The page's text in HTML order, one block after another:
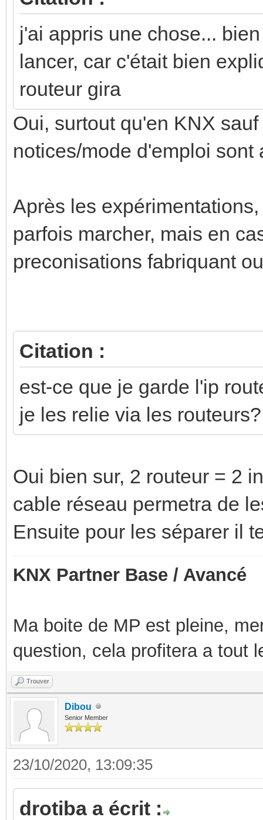
j'ai appris une chose...
lancer, car c'était bien
routeur gira
Oui, surtout qu'en KNX
notices/mode d'emploi
Après les
parfois marcher, mais en
preconisations fabriquant
Citation :
est-ce que je garde l'ip
je les relie via les routeurs?
Oui bien sur, 2 routeur = 2
cable réseau permetra de
Ensuite pour les séparer il
KNX Partner Base / Avancé
Ma boite de MP est pleine,
question, cela profitera a tout
Trouver
Dibou
Senior Member
23/10/2020, 13:09:35
drotiba a écrit :